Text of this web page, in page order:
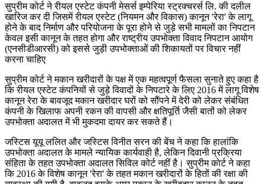
सुप्रीम कोर्ट ने रीयल एस्टेट कंपनी मेसर्स इम्पेरिया स्ट्रक्चरर्स लि. की दलील
खारिज कर दी जिसमें रीयल एस्टेट (नियमन और विकास) कानून 'रेरा' के लागू
होने के बाद निर्माण और परियोजना के पूरा होने से जुड़े सभी मामलों का निपटान
केवल इसी कानून के तहत होगा और राष्ट्रीय उपभोक्ता विवाद निपटान आयोग
(एनसीडीआरसी) को इससे जुड़ी उपभोक्ताओं की शिकायतों पर विचार नहीं
करना चाहिए
सुप्रीम कोर्ट ने मकान खरीदारों के पक्ष में एक महत्वपूर्ण फैसला सुनाते हुए कहा है
कि रीयल एस्टेट कंपनियों से जुड़े विवादों के निपटारे के लिए 2016 में लागू विशेष
कानून रेरा के बावजूद मकान खरीदार घरों को सौंपने में देरी को लेकर संबंधित
कंपनी के खिलाफ अपनी रकन की वापसी और क्षतिपूर्ति जैसी बातों को लेकर
उपभोक्ता अदालत में भी मुकदमा दायर कर सकते हैं।
जस्टिस यूयू ललित और जस्टिस विनीत सरन की बेंच ने कहा कि हालांकि
उपभोक्ता अदालत के मामले न्यायिक कार्यवाही है, लेकिन दिवानी प्रक्रिया
संहिता के तहत उपभोक्ता अदालत सिविल कोर्ट नहीं है। सुप्रीम कोर्ट ने कहा
कि 2016 के विशेष कानून 'रेरा' के तहत मकान खरीदारों के हितों की रक्षा की